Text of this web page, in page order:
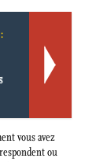
vous avez
ou